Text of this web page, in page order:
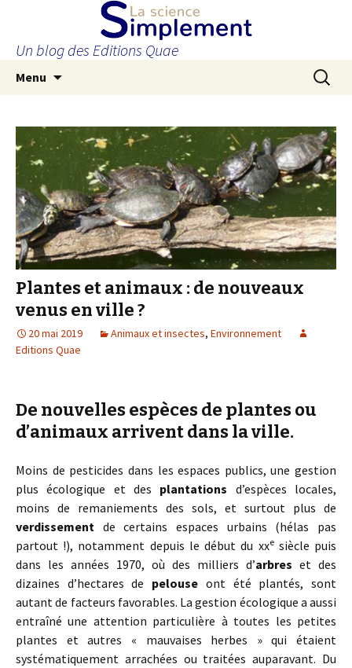
Un blog des Editions Quae
Menu
principal
Plantes et animaux : de nouveaux
venus en ville ?
20 mai 2019 Animaux et insectes, Environnement
Editions Quae
De nouvelles espèces de plantes ou
d’animaux arrivent dans la ville.
Moins de pesticides dans les espaces publics, une gestion
plus écologique et des plantations d’espèces locales,
moins de remaniements des sols, et surtout plus de
verdissement de certains espaces urbains (hélas pas
partout !), notamment depuis le début du xxesiècle puis
dans les années 1970, où des milliers d’arbres et des
dizaines d’hectares de pelouse ont été plantés, sont
autant de facteurs favorables. La gestion écologique a aussi
entraîné une attention particulière à toutes les petites
plantes et autres « mauvaises herbes » qui étaient
systématiquement arrachées ou traitées auparavant. Du